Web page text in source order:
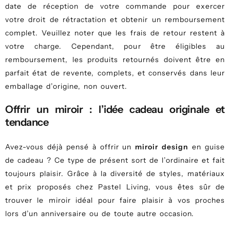
date de réception de votre commande pour exercer
votre droit de rétractation et obtenir un remboursement
complet. Veuillez noter que les frais de retour restent à
votre charge. Cependant, pour être éligibles au
remboursement, les produits retournés doivent être en
parfait état de revente, complets, et conservés dans leur
emballage d’origine, non ouvert.
Offrir un miroir : l’idée cadeau originale et
tendance
Avez-vous déjà pensé à offrir un miroir design en guise
de cadeau ? Ce type de présent sort de l’ordinaire et fait
toujours plaisir. Grâce à la diversité de styles, matériaux
et prix proposés chez Pastel Living, vous êtes sûr de
trouver le miroir idéal pour faire plaisir à vos proches
lors d’un anniversaire ou de toute autre occasion.